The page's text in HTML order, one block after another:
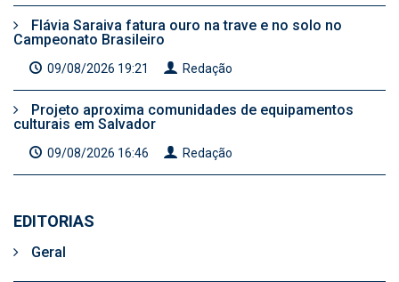
Flávia Saraiva fatura ouro na trave e no solo no
Campeonato Brasileiro
09/08/2026 19:21 Redação
Projeto aproxima comunidades de equipamentos
culturais em Salvador
09/08/2026 16:46 Redação
EDITORIAS
Geral